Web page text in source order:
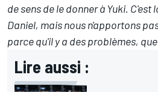
de sens de le donner à Yuki. C'est
Daniel, mais nous n'apportons
parce qu'il y a des problèmes,
Lire aussi :